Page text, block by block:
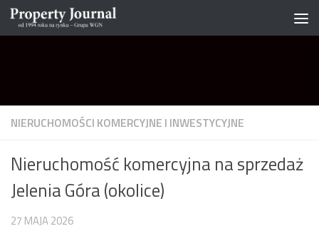
Skip to content
NIERUCHOMOŚCI KOMERCYJNE I INWESTYCYJNE
Nieruchomość komercyjna na sprzedaż
Jelenia Góra (okolice)
27 MAJA 2026